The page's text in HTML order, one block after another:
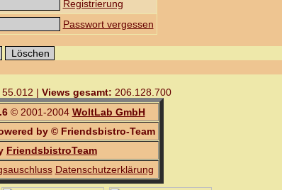
Registrierung
Passwort vergessen
55.012 | Views gesamt: 206.128.700
© 2001-2004 WoltLab GmbH
by © Friendsbistro-Team
FriendsbistroTeam
Datenschutzerklärung